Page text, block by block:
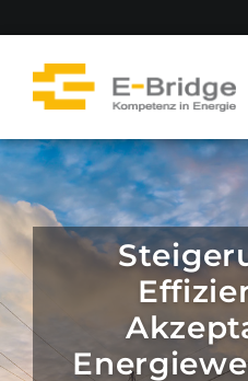
springen
Startseite
Über uns
Team